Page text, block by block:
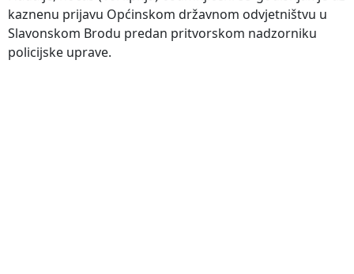
kaznenu prijavu Općinskom državnom odvjetništvu u
Slavonskom Brodu predan pritvorskom nadzorniku
policijske uprave.